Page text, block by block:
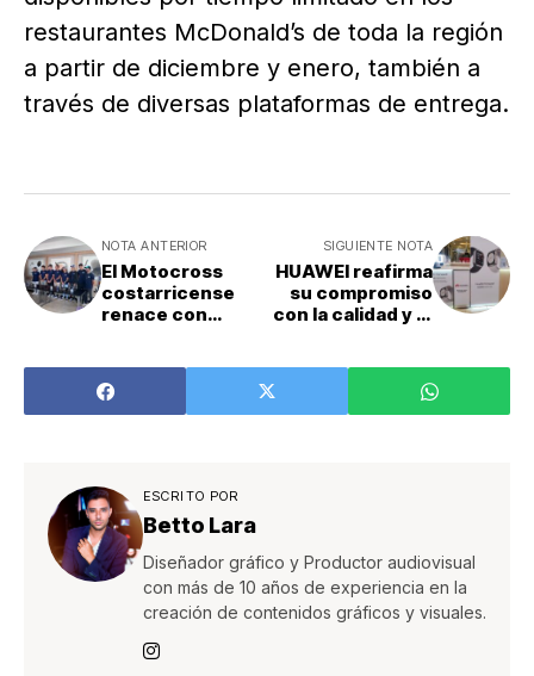
restaurantes McDonald’s de toda la región
a partir de diciembre y enero, también a
través de diversas plataformas de entrega.
NOTA ANTERIOR
El Motocross
costarricense
renace con
SIGUIENTE NOTA
HUAWEI reafirma
su compromiso
con la calidad y el
ESCRITO POR
Betto Lara
Diseñador gráfico y Productor audiovisual
con más de 10 años de experiencia en la
creación de contenidos gráficos y visuales.